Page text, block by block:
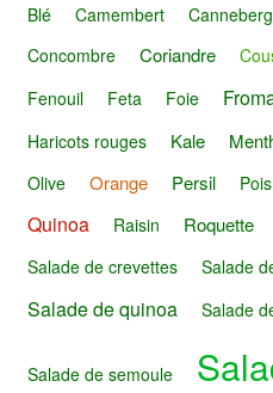
Blé
Camembert
Concombre
Coriandre
Fenouil
Feta Foie
Haricots rouges
Kale
Olive
Orange Persil
Quinoa Raisin Roquette
Salade de crevettes
Salade
Salade de quinoa Salade
Salade de semoule